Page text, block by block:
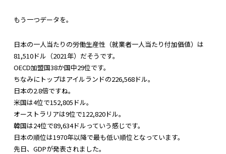
もう一つデータを。
日本の一人当たりの労働生産性（就業者一人当たり付加価値）は
81,510ドル（2021年）だそうです。
OECD加盟国38か国中29位です。
ちなみにトップはアイルランドの226,568ドル。
日本の2.8倍ですね。
米国は4位で152,805ドル。
オーストラリアは9位で122,820ドル。
韓国は24位で89,634ドルっていう感じです。
日本の順位は1970年以降で最も低い順位となっています。
先日、GDPが発表されました。